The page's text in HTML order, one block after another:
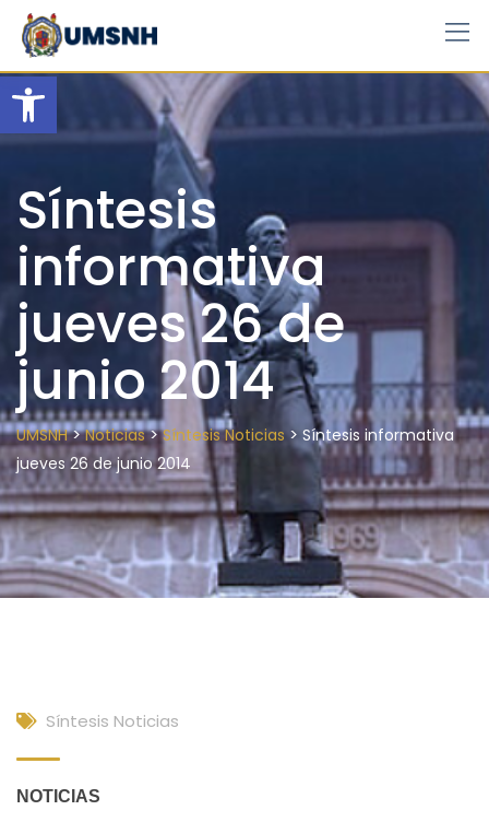
Open toolbar
Skip
content
Síntesis
informativa
jueves 26 de
junio 2014
UMSNH>Noticias>Síntesis Noticias> Síntesis informativa
jueves 26 de junio 2014
Síntesis Noticias
NOTICIAS